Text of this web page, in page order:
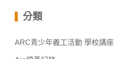
分類
ARC青少年義工活動 學校講座